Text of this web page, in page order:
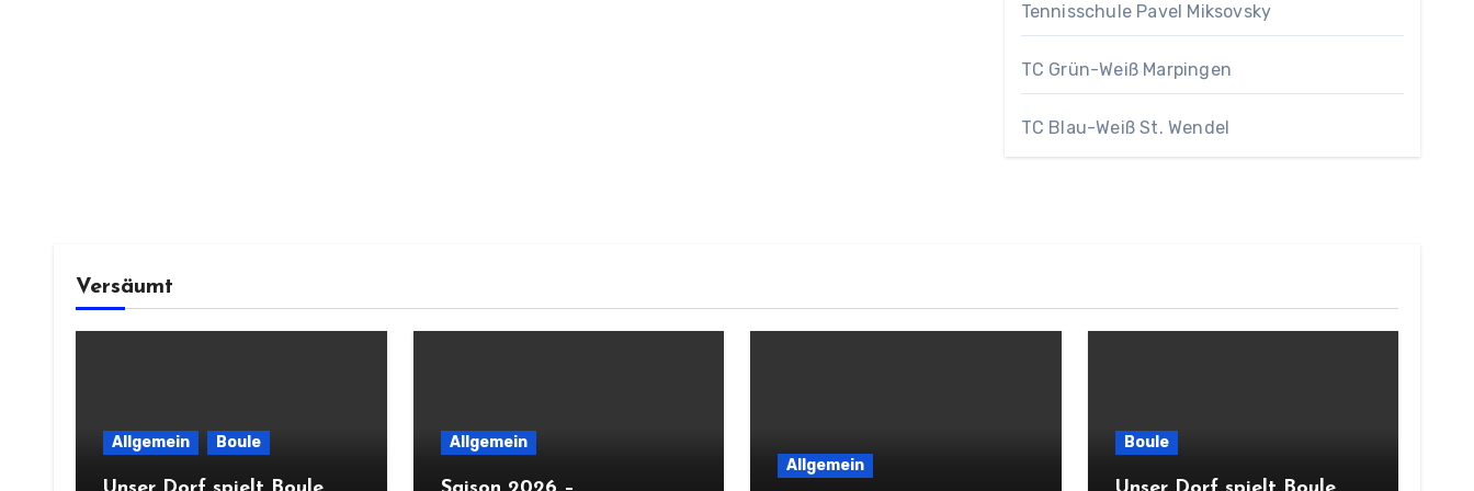
Tennisschule Pavel Miksovsky
TC Grün-Weiß Marpingen
TC Blau-Weiß St. Wendel
Versäumt
Allgemein Boule Allgemein
Allgemein
Boule